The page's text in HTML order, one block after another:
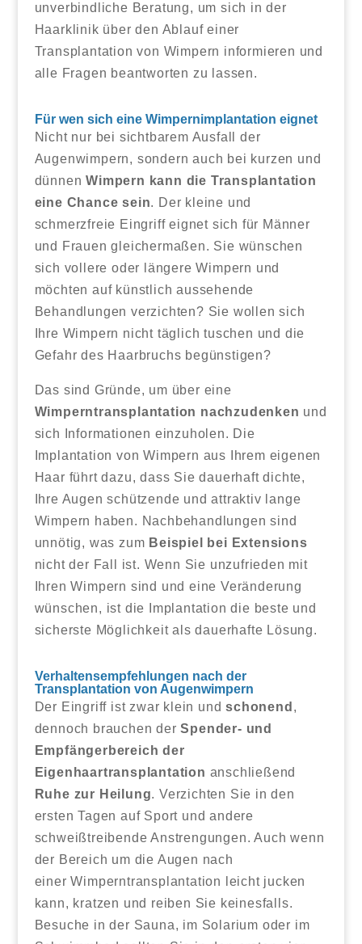
unverbindliche Beratung, um sich in der
Haarklinik über den Ablauf einer
Transplantation von Wimpern informieren und
alle Fragen beantworten zu lassen.
Für wen sich eine Wimpernimplantation eignet
Nicht nur bei sichtbarem Ausfall der
Augenwimpern, sondern auch bei kurzen und
dünnenWimpern kann die Transplantation
eine Chance sein. Der kleine und
schmerzfreie Eingriff eignet sich für Männer
und Frauen gleichermaßen. Sie wünschen
sich vollere oder längere Wimpern und
möchten auf künstlich aussehende
Behandlungen verzichten? Sie wollen sich
Ihre Wimpern nicht täglich tuschen und die
Gefahr des Haarbruchs begünstigen?
Das sind Gründe, um über eine
Wimperntransplantation nachzudenken und
sich Informationen einzuholen. Die
Implantation von Wimpern aus Ihrem eigenen
Haar führt dazu, dass Sie dauerhaft dichte,
Ihre Augen schützende und attraktiv lange
Wimpern haben. Nachbehandlungen sind
unnötig, was zum Beispiel bei Extensions
nicht der Fall ist. Wenn Sie unzufrieden mit
Ihren Wimpern sind und eine Veränderung
wünschen, ist die Implantation die beste und
sicherste Möglichkeit als dauerhafte Lösung.
Verhaltensempfehlungen nach der
Transplantation von Augenwimpern
Der Eingriff ist zwar klein undschonend ,
dennoch brauchen derSpender- und
Empfängerbereich der
Eigenhaartransplantation anschließend
Ruhe zur Heilung. Verzichten Sie in den
ersten Tagen auf Sport und andere
schweißtreibende Anstrengungen. Auch wenn
der Bereich um die Augen nach
einer Wimperntransplantation leicht jucken
kann, kratzen und reiben Sie keinesfalls.
Besuche in der Sauna, im Solarium oder im